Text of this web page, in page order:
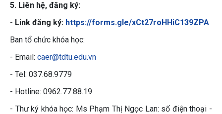
5. Liên hệ, đăng ký:
- Link đăng ký: https://forms.gle/xCt27roHHiC139ZPA
Ban tổ chức khóa học:
- Email: caer@tdtu.edu.vn
- Tel: 037.68.9779
- Hotline: 0962.77.88.19
- Thư ký khóa học: Ms Phạm Thị Ngọc Lan: số điện thoại -